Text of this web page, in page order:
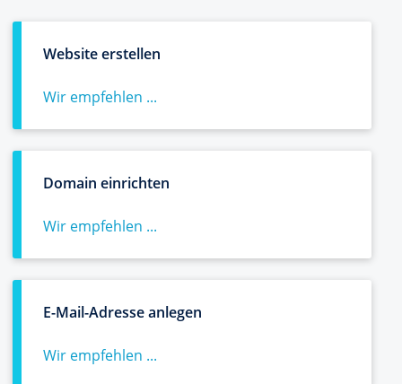
Website erstellen
Wir empfehlen ...
Domain einrichten
Wir empfehlen ...
E-Mail-Adresse anlegen
Wir empfehlen ...